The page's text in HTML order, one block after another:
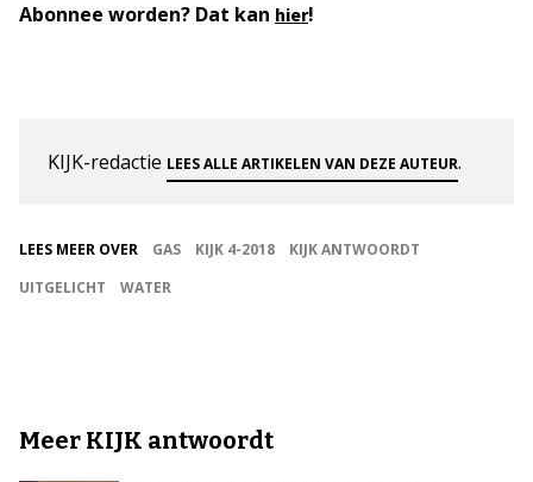
Abonnee worden? Dat kan hier!
KIJK-redactie LEES ALLE ARTIKELEN VAN DEZE AUTEUR.
LEES MEER OVER GAS KIJK 4-2018
KIJK ANTWOORDT
UITGELICHT
WATER
Meer KIJK antwoordt